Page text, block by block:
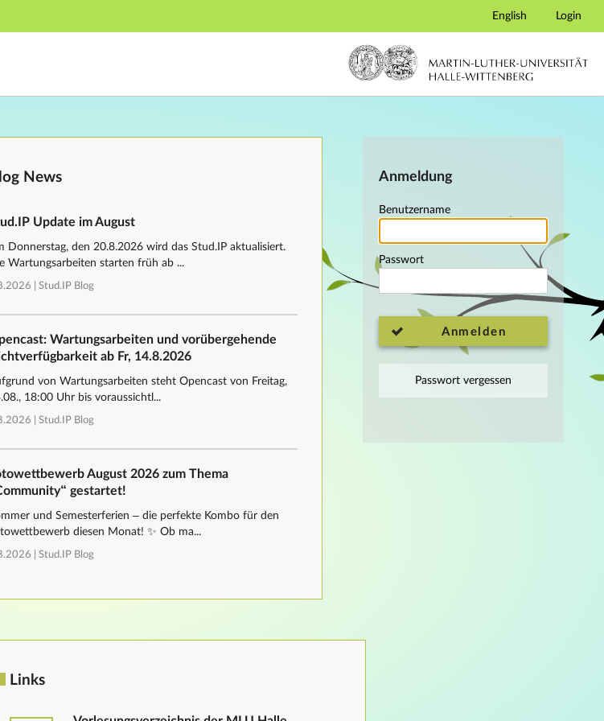
Hauptnavigation
English Login
Anmeldung
Benutzername
Passwort
Anmelden
Passwort vergessen
News
Update im August
Donnerstag, den 20.8.2026 wird das Stud.IP aktualisiert.
Wartungsarbeiten starten früh ab ...
| Stud.IP Blog
Wartungsarbeiten und vorübergehende
ab Fr, 14.8.2026
von Wartungsarbeiten steht Opencast von Freitag,
18:00 Uhr bis voraussichtl...
| Stud.IP Blog
August 2026 zum Thema
gestartet!
und Semesterferien – die perfekte Kombo für den
diesen Monat! ✨ Ob ma...
| Stud.IP Blog
Links